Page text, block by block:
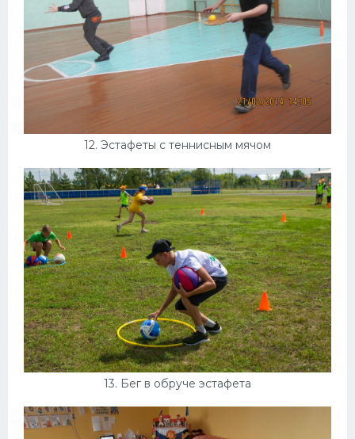
12. Эстафеты с теннисным мячом
13. Бег в обруче эстафета